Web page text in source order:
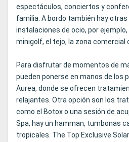
espectáculos, conciertos y
familia. A bordo también hay
instalaciones de ocio, por ejemplo,
minigolf, el tejo, la zona comercial
Para disfrutar de momentos de
pueden ponerse en manos de los
Aurea, donde se ofrecen
relajantes. Otra opción son los
como el Botox o una sesión de
Spa, hay un hamman, tumbonas
tropicales. The Top Exclusive